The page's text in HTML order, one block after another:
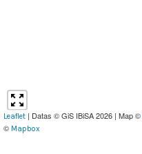
Leaflet | Datas © GiS IBiSA 2026 | Map ©
© Mapbox